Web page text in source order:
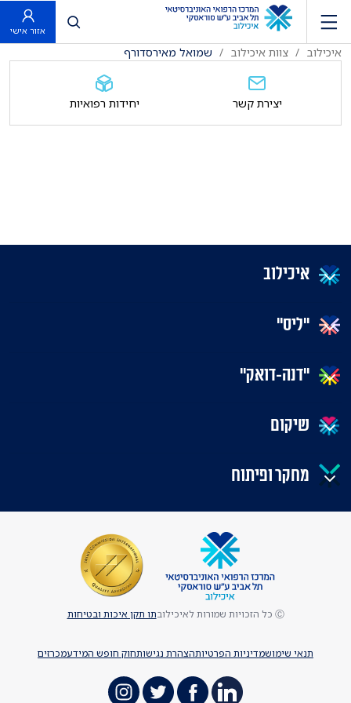
פתח חיפוש
אזור אישי
איכילוב צוות איכילוב שמואל מאירסדורף
יצירת קשר יחידות רפואיות
איכילוב
"ליס"
"דנה-דואק"
שיקום
מחקר ופיתוח
תנאי שימושמדיניות הפרטיותהצהרת נגישותחוק חופש המידעמכרזים
Ⓒ כל הזכויות שמורות לאיכילוב תו תקן איכות ובטיחות